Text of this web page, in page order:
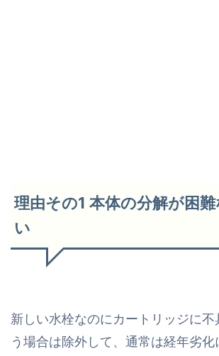
理由その1 本体の分解が困
い
新しい水栓なのにカートリッジに不
う場合は除外して、通常は経年劣化